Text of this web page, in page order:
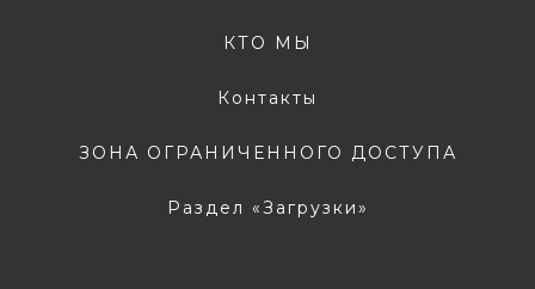
КТО МЫ
Контакты
ЗОНА ОГРАНИЧЕННОГО ДОСТУПА
Раздел «Загрузки»